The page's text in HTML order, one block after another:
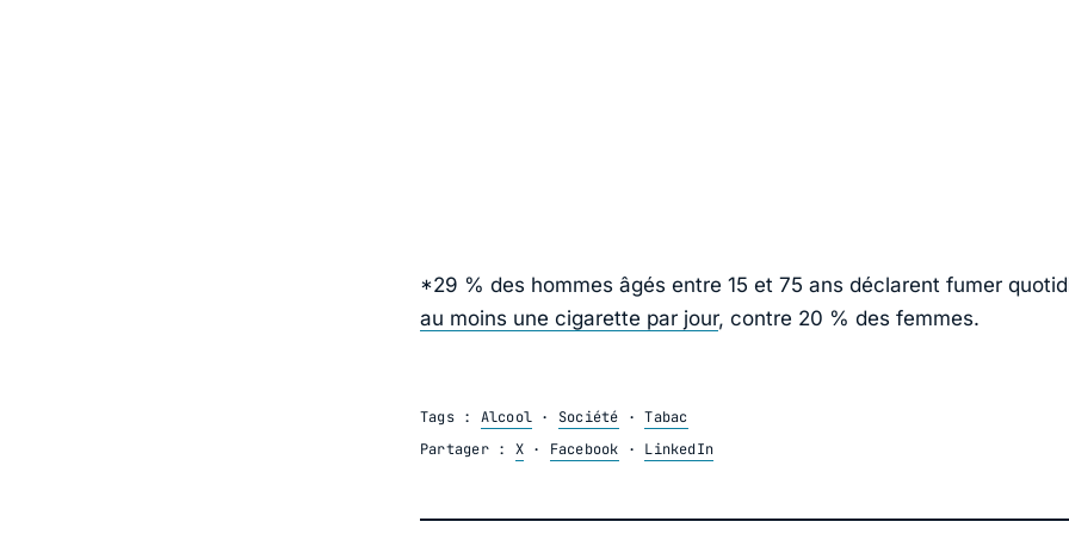
*29 % des hommes âgés entre 15 et 75 ans déclarent fumer
au moins une cigarette par jour, contre 20 % des femmes.
Tags : Alcool · Société ·Tabac
Partager : X· Facebook · LinkedIn